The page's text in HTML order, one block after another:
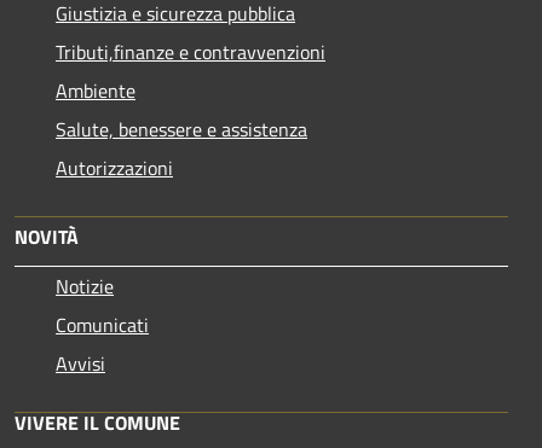
Giustizia e sicurezza pubblica
Tributi,finanze e contravvenzioni
Ambiente
Salute, benessere e assistenza
Autorizzazioni
NOVITÀ
Notizie
Comunicati
Avvisi
VIVERE IL COMUNE